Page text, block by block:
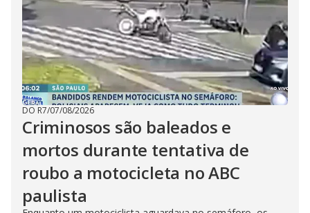
DO R7/07/08/2026
Criminosos são baleados e
mortos durante tentativa de
roubo a motocicleta no ABC
paulista